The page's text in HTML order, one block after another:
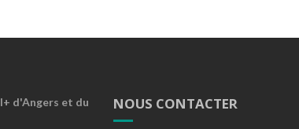
NOUS CONTACTER